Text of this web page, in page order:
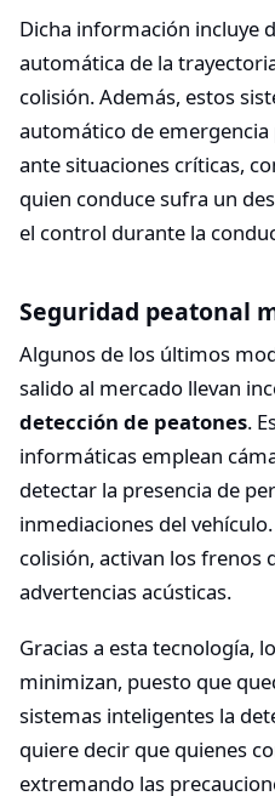
Dicha información incluye
automática de la
colisión. Además, estos
automático de
ante situaciones críticas,
quien conduce sufra un
el control durante la
Seguridad peatonal
Algunos de los últimos
salido al mercado llevan
detección de peatones.
informáticas emplean
detectar la presencia de
inmediaciones del
colisión, activan los frenos
advertencias acústicas.
Gracias a esta tecnología,
minimizan, puesto que
sistemas inteligentes la
quiere decir que quienes
extremando las